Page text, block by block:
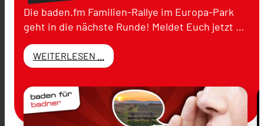
Die baden.fm Familien-Rallye im Europa-Park
geht in die nächste Runde! Meldet Euch jetzt …
WEITERLESEN ...